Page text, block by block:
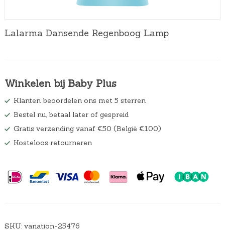
Lalarma Dansende Regenboog Lamp
Winkelen bij Baby Plus
Klanten beoordelen ons met 5 sterren
Bestel nu, betaal later of gespreid
Gratis verzending vanaf €50 (België €100)
Kosteloos retourneren
SKU: variation-25476